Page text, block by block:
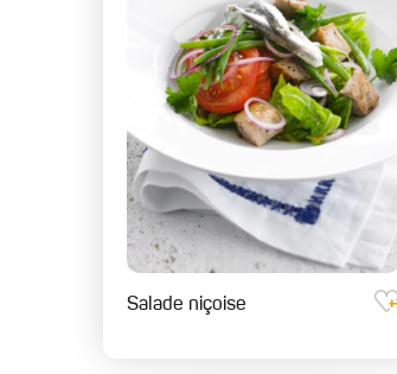
Salade niçoise